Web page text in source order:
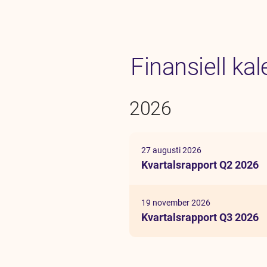
Finansiell
2026
27 augusti 2026
Kvartalsrapport Q2 2026
19 november 2026
Kvartalsrapport Q3 2026